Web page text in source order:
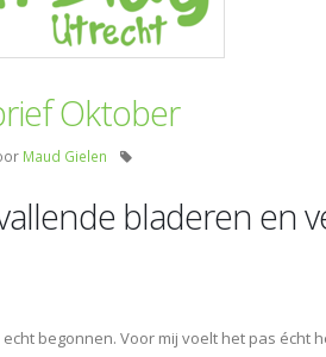
Oktober
Maud Gielen
bladeren en
begonnen. Voor mij voelt het pas écht